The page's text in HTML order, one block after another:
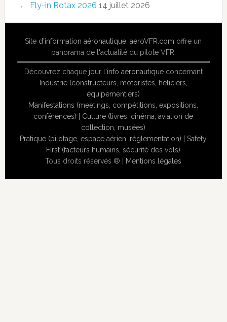
Fly-in Rotax 2026 14 juillet 2026
Site d'information aéronautique,aeroVFR.com offre un
panorama de l'actualité du pilote VFR.
Découvrez chaque jour l'info aéronautiqueconcernant
Industrie (constructeurs, motoristes, héliciers,
équipementiers)
Manifestations (meetings, compétitions, expositions,
conférences)
Culture (livres, cinéma, aviation de
collection, musées)
Pratique (pilotage, espace aérien, réglementation) |Safety
First (facteurs humains, sécurité des vols)
Tous droits réservés ® | Mentions légales